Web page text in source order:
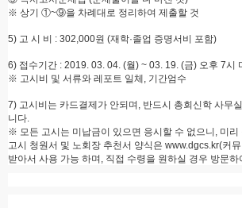
※ 상기 ①~⑨을 차례대로 정리하여 제출할 것
5) 고 시 비 : 302,000원 (재학·졸업 증명서비 포함)
6) 접수기간 : 2019. 03. 04. (월) ~ 03. 19. (금) 오후 7시
※ 고시비 및 서류와 레포트 일체 , 기간엄수
7) 고시비는 카드결제가 안되며 , 반드시 총회신학 사무
니다.
※ 모든 고시는 미납금이 있으면 응시할 수 없으니 , 미리
고시 청원서 및 노회장 추천서 양식은 www.dgcs.kr(커뮤
받아서 사용 가능 하며 , 직접 수령을 원하실 경우 방문